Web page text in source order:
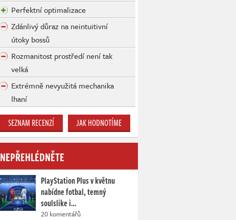
Perfektní optimalizace
Zdánlivý důraz na neintuitivní
útoky bossů
Rozmanitost prostředí není tak
velká
Extrémně nevyužitá mechanika
lhaní
SEZNAM RECENZÍ JAK HODNOTÍME
NEPŘEHLÉDNĚTE
PlayStation Plus v květnu
nabídne fotbal, temný
soulslike i…
20 komentářů